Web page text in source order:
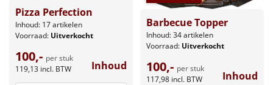
Pizza Perfection
Inhoud: 17 artikelen
Voorraad: Uitverkocht
100,- per stuk
119,13 incl. BTW Inhoud
Barbecue Topper
Inhoud: 34 artikelen
Voorraad: Uitverkocht
100,- per stuk
117,98 incl. BTW Inhoud